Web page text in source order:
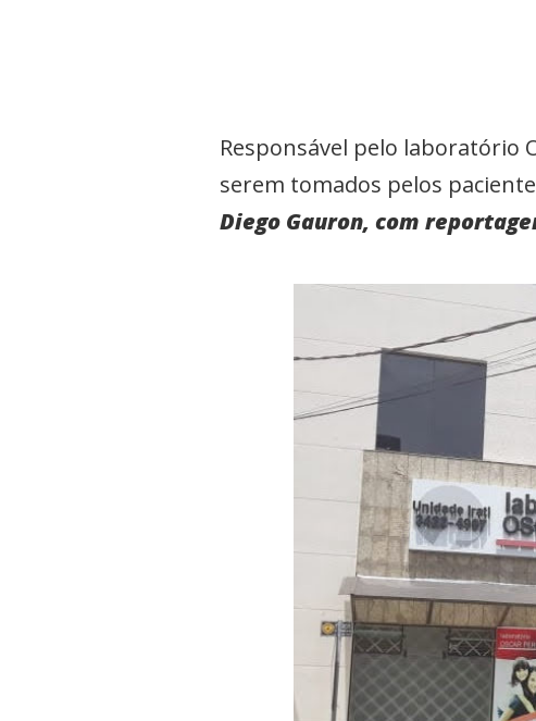
Responsável pelo laboratório
serem tomados pelos
Diego Gauron, com